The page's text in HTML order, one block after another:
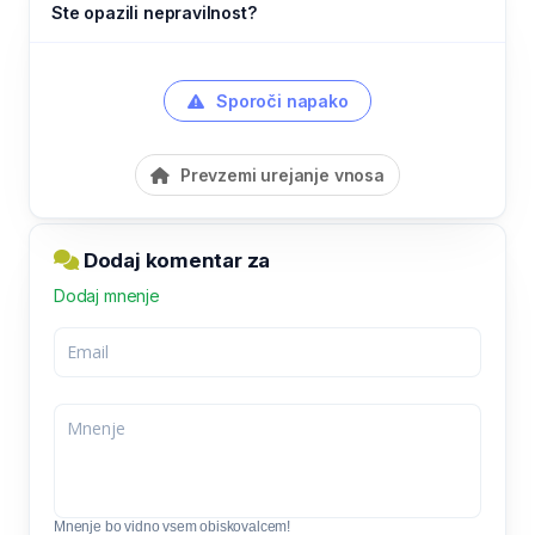
Ste opazili nepravilnost?
Sporoči napako
Prevzemi urejanje vnosa
Dodaj komentar za
Dodaj mnenje
Mnenje bo vidno vsem obiskovalcem!